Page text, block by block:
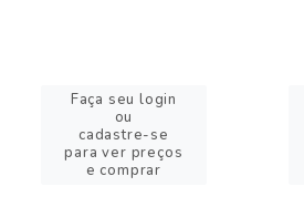
Faça seu login
ou
cadastre-se
para ver preços
e comprar